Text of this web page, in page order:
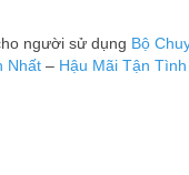
người sử dụng Bộ
Nhất – Hậu Mãi Tận Tình